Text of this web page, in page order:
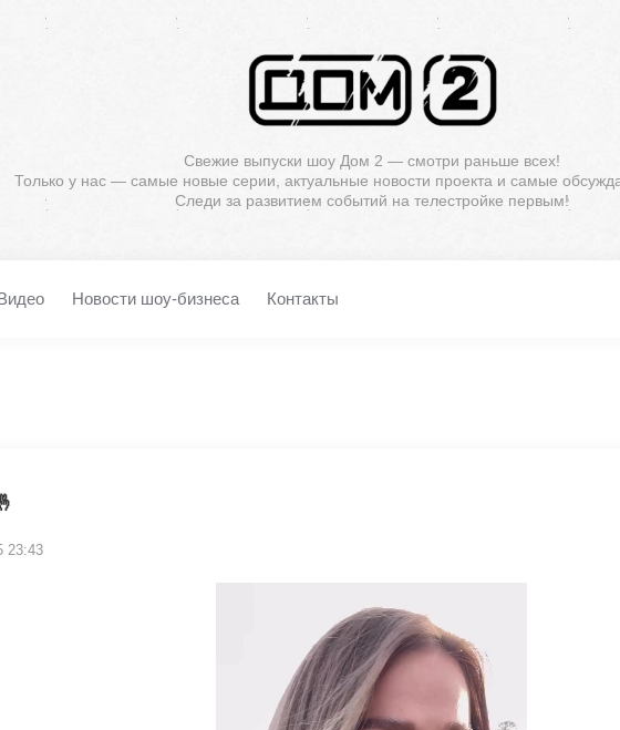
Свежие выпуски шоу Дом 2 — смотри раньше всех!
Только у нас — самые новые серии, актуальные новости проекта и самые
Следи за развитием событий на телестройке первым!
Новости шоу-бизнеса Контакты
23:43